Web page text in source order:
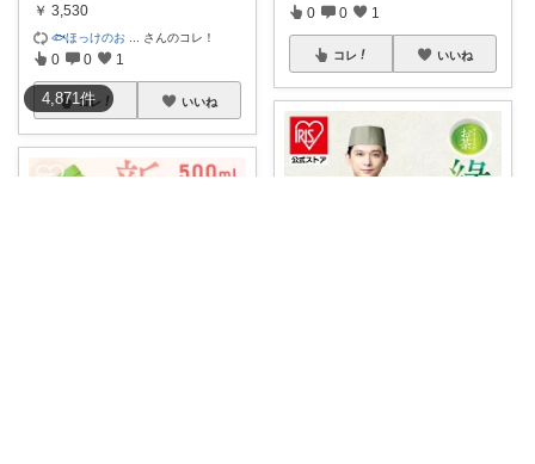
4,871件
￥ 3,530
🐟ほっけのお さんのコレ！
0 0 1
コレ いいね
0 0 1
コレ いいね